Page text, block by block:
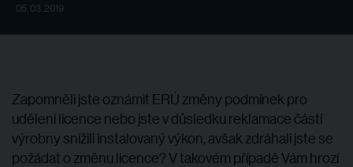
05. 03. 2019
Zapomněli jste oznámit ERÚ změny podmínek pro
udělení licence nebo jste v důsledku reklamace částí
výrobny snížili instalovaný výkon, avšak zdráhali jste se
požádat o změnu licence? V takovém případě Vám hrozí